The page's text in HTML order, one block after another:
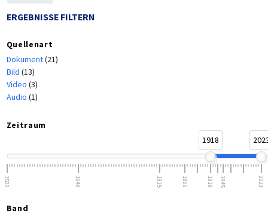
ERGEBNISSE FILTERN
Quellenart
Dokument(21)
Bild (13)
Video (3)
Audio (1)
Zeitraum
1918
1500 1648 1815 1866 1918 1945 2023
Band